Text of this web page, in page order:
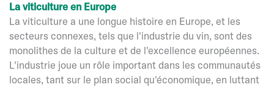
La viticulture en Europe
La viticulture a une longue histoire en Europe, et les
secteurs connexes, tels que l'industrie du vin, sont des
monolithes de la culture et de l'excellence européennes.
L'industrie joue un rôle important dans les communautés
locales, tant sur le plan social qu'économique, en luttant